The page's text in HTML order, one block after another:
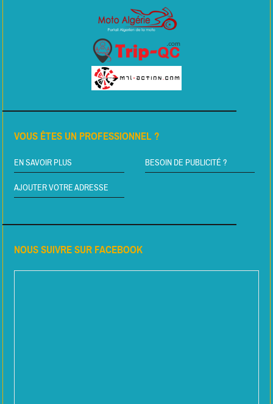
VOUS ÊTES UN PROFESSIONNEL ?
EN SAVOIR PLUS BESOIN DE PUBLICITÉ ?
AJOUTER VOTRE ADRESSE
NOUS SUIVRE SUR FACEBOOK